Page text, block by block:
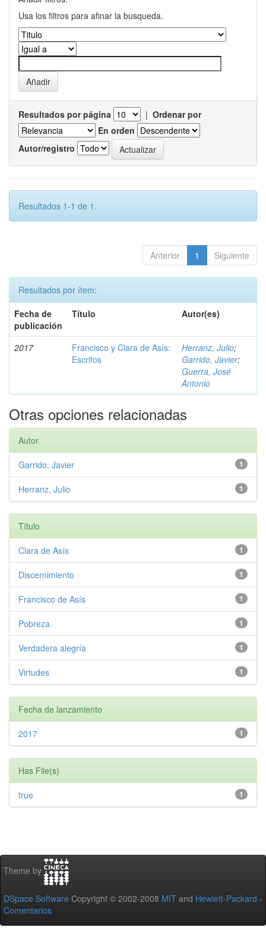
Usa los filtros para afinar la busqueda.
Resultados por página | Ordenar por
En orden
Autor/registro
Resultados 1-1 de 1.
Anterior 1 Siguiente
Resultados por ítem:
Fecha de
publicación
Título Autor(es)
2017
Francisco y Clara de Asís:
Escritos
Herranz, Julio;
Garrido, Javier;
Guerra, José
Antonio
Otras opciones relacionadas
Autor
1
Garrido, Javier
1
Herranz, Julio
Título
1
Clara de Asís
1
Discernimiento
1
Francisco de Asís
1
Pobreza
1
Verdadera alegría
1
Virtudes
Fecha de lanzamiento
1
2017
Has File(s)
1
true
Theme by
DSpace Software Copyright © 2002-2008 MIT and Hewlett-Packard -
Comentarios